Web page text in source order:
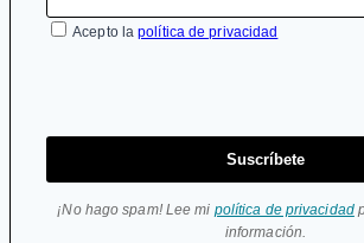
Acepto lapolítica de privacidad
Suscríbete
¡No hago spam! Lee mi política de privacidad
información.